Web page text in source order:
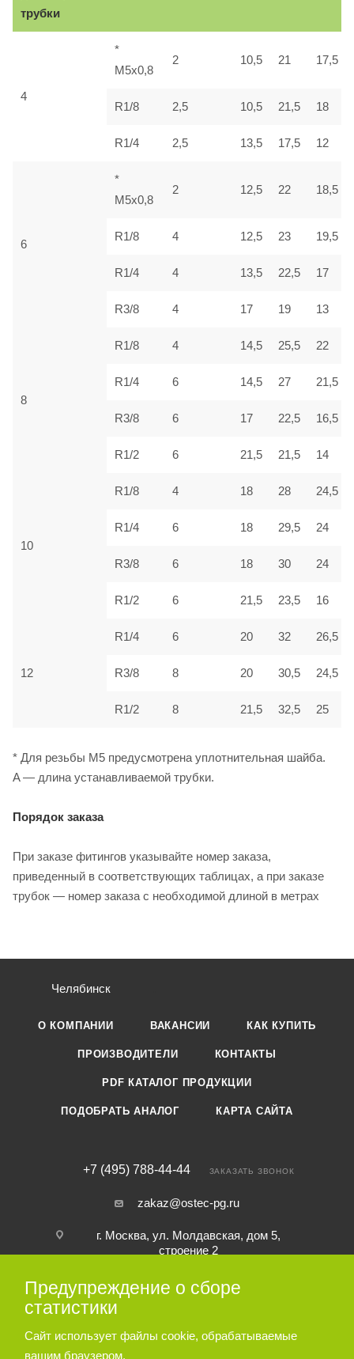
трубки
4
*
M5x0,8
2 10,5 21 17,5
R1/8 2,5 10,5 21,5 18
R1/4 2,5 13,5 17,5 12
6
*
M5x0,8
2 12,5 22 18,5
R1/8 4 12,5 23 19,5
R1/4 4 13,5 22,5 17
R3/8 4 17 19 13
8
R1/8 4 14,5 25,5 22
R1/4 6 14,5 27 21,5
R3/8 6 17 22,5 16,5
R1/2 6 21,5 21,5 14
10
R1/8 4 18 28 24,5
R1/4 6 18 29,5 24
R3/8 6 18 30 24
R1/2 6 21,5 23,5 16
12
R1/4 6 20 32 26,5
R3/8 8 20 30,5 24,5
R1/2 8 21,5 32,5 25
* Для резьбы M5 предусмотрена уплотнительная шайба.
A — длина устанавливаемой трубки.
Порядок заказа
При заказе фитингов указывайте номер заказа,
приведенный в соответствующих таблицах, а при заказе
трубок — номер заказа с необходимой длиной в метрах
Челябинск
О КОМПАНИИ ВАКАНСИИ КАК КУПИТЬ
ПРОИЗВОДИТЕЛИ КОНТАКТЫ
PDF КАТАЛОГ ПРОДУКЦИИ
ПОДОБРАТЬ АНАЛОГ КАРТА САЙТА
+7 (495) 788-44-44 ЗАКАЗАТЬ ЗВОНОК
zakaz@ostec-pg.ru
г. Москва, ул. Молдавская, дом 5,
строение 2
ПОДПИСАТЬСЯ НА РАССЫЛКУ
ПОЛИТИКА КОНФИДЕНЦИАЛЬНОСТИ
Предупреждение о сборе
статистики
Сайт использует файлы cookie, обрабатываемые
вашим браузером.